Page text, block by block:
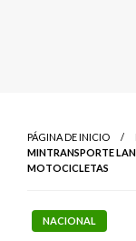
PÁGINA DE INICIO
MINTRANSPORTE
MOTOCICLETAS
NACIONAL